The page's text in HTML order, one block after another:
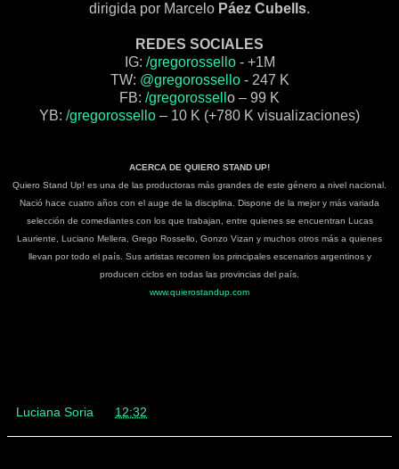
dirigida por Marcelo Páez Cubells.
REDES SOCIALES
IG: /gregorossello- +1M
TW: @gregorossello- 247 K
FB: /gregorossell o – 99 K
YB: /gregorossello – 10 K (+780 K visualizaciones)
ACERCA DE QUIERO STAND UP!
Quiero Stand Up! es una de las productoras más grandes de este género a nivel nacional.
Nació hace cuatro años con el auge de la disciplina. Dispone de la mejor y más variada
selección de comediantes con los que trabajan, entre quienes se encuentran Lucas
Lauriente, Luciano Mellera, Grego Rossello, Gonzo Vizan y muchos otros más a quienes
llevan por todo el país. Sus artistas recorren los principales escenarios argentinos y
producen ciclos en todas las provincias del país.
www.quierostandup.com
Luciana Soria 12:32